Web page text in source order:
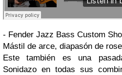
- Fender Jazz Bass Custom
Mástil de arce, diapasón de
Este también es una
Sonidazo en todas sus